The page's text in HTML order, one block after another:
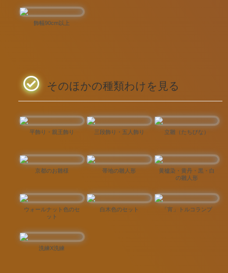
飾幅90cm以上
そのほかの種類わけを見る
平飾り・親王飾り 三段飾り・五人飾り 立雛（たちびな）
京都のお雛様 帯地の雛人形
黄櫨染・黄丹・黒・白
の雛人形
ウォールナット色のセ
ット
白木色のセット 「宵」トルコランプ
洗練X洗練